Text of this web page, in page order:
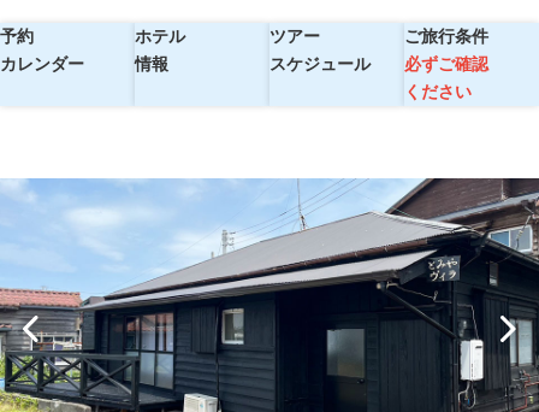
予約
カレンダー
ホテル
情報
ツアー
スケジュール
ご旅行条件
必ずご確認
ください